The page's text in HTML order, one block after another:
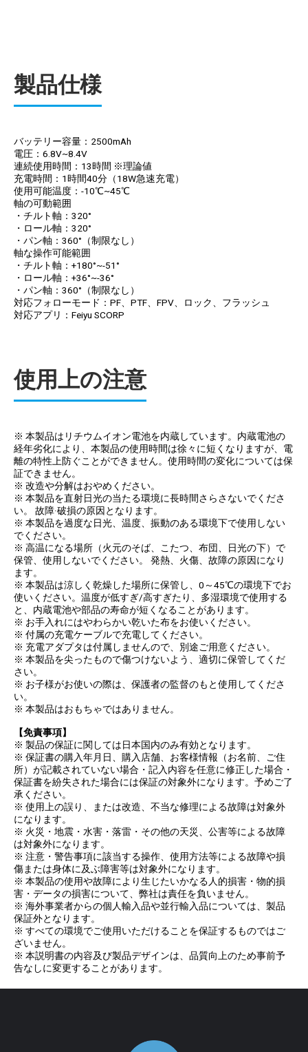
製品仕様
バッテリー容量：2500mAh
電圧：6.8V~8.4V
連続使用時間：13時間 ※理論値
充電時間：1時間40分（18W急速充電）
使用可能温度：-10℃~45℃
軸の可動範囲
・チルト軸：320°
・ロール軸：320°
・パン軸：360°（制限なし）
軸な操作可能範囲
・チルト軸：+180°~-51°
・ロール軸：+36°~-36°
・パン軸：360°（制限なし）
対応フォローモード：PF、PTF、FPV、ロック、フラッシュ
対応アプリ：Feiyu SCORP
使用上の注意
※ 本製品はリチウムイオン電池を内蔵しています。内蔵電池の
経年劣化により、本製品の使用時間は徐々に短くなりますが、電
離の特性上防ぐことができません。使用時間の変化については保
証できません。
※ 改造や分解はおやめください。
※ 本製品を直射日光の当たる環境に長時間さらさないでくださ
い。 故障·破損の原因となります。
※ 本製品を過度な日光、温度、振動のある環境下で使用しない
でください。
※ 高温になる場所（火元のそば、こたつ、布団、日光の下）で
保管、使用しないでください。 発熱、火傷、故障の原因になり
ます。
※ 本製品は涼しく乾燥した場所に保管し、0～45℃の環境下でお
使いください。温度が低すぎ/高すぎたり、多湿環境で使用する
と、内蔵電池や部品の寿命が短くなることがあります。
※ お手入れにはやわらかい乾いた布をお使いください。
※ 付属の充電ケーブルで充電してください。
※ 充電アダプタは付属しませんので、別途ご用意ください。
※ 本製品を尖ったもので傷つけないよう、適切に保管してくだ
さい。
※ お子様がお使いの際は、保護者の監督のもと使用してくださ
い。
※ 本製品はおもちゃではありません。
【免責事項】
※ 製品の保証に関しては日本国内のみ有効となります。
※ 保証書の購入年月日、購入店舗、お客様情報（お名前、ご住
所）が記載されていない場合・記入内容を任意に修正した場合・
保証書を紛失された場合には保証の対象外になります。予めご了
承ください。
※ 使用上の誤り、または改造、不当な修理による故障は対象外
になります。
※ 火災・地震・水害・落雷・その他の天災、公害等による故障
は対象外になります。
※ 注意・警告事項に該当する操作、使用方法等による故障や損
傷または身体に及ぶ障害等は対象外になります。
※ 本製品の使用や故障により生じたいかなる人的損害・物的損
害・データの損害について、弊社は責任を負いません。
※ 海外事業者からの個人輸入品や並行輸入品については、製品
保証外となります。
※ すべての環境でご使用いただけることを保証するものではご
ざいません。
※ 本説明書の内容及び製品デザインは、品質向上のため事前予
告なしに変更することがあります。